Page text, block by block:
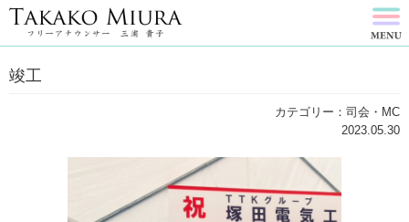
竣工
カテゴリー：司会・MC
2023.05.30